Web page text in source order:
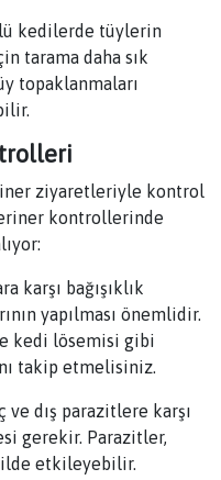
kedilerde tüylerin
tarama daha sık
topaklanmaları
ziyaretleriyle kontrol
kontrollerinde
karşı bağışıklık
yapılması önemlidir.
kedi lösemisi gibi
takip etmelisiniz.
ve dış parazitlere karşı
gerekir. Parazitler,
etkileyebilir.